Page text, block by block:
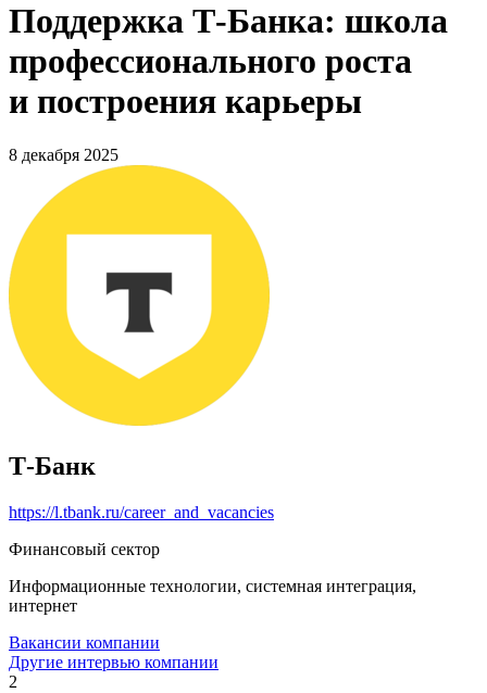
Поддержка Т-Банка: школа
профессионального роста
и построения карьеры
8 декабря 2025
Т-Банк
https://l.tbank.ru/career_and_vacancies
Финансовый сектор
Информационные технологии, системная интеграция,
интернет
Вакансии компании
Другие интервью компании
2